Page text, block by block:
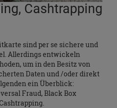
Cashtrapping
sind per se sichere und
Allerdings entwickeln
um in den Besitz von
Daten und /oder direkt
ein Überblick:
Fraud, Black Box